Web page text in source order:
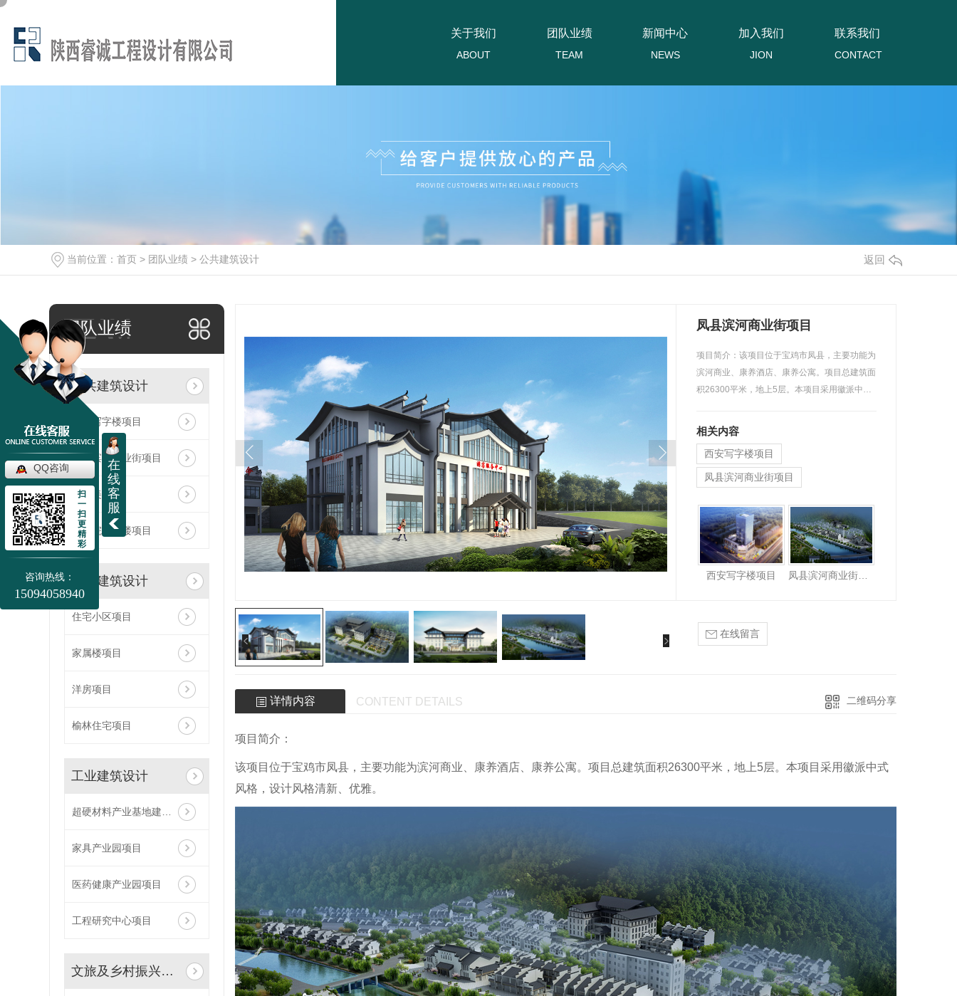
关于我们
ABOUT
团队业绩
TEAM
新闻中心
NEWS
加入我们
JION
联系我们
CONTACT
当前位置： 首页 > 团队业绩 > 公共建筑设计 返回
TEAM
团队业绩
公共建筑设计
西安写字楼项目
凤县滨河商业街项目
庆阳美术馆
中医院门诊楼项目
住宅建筑设计
住宅小区项目
家属楼项目
洋房项目
榆林住宅项目
工业建筑设计
超硬材料产业基地建设项目
家具产业园项目
医药健康产业园项目
工程研究中心项目
文旅及乡村振兴设计
凤县滨河商业街项目
项目简介：该项目位于宝鸡市凤县，主要功能为
滨河商业、康养酒店、康养公寓。项目总建筑面
积26300平米，地上5层。本项目采用徽派中…
相关内容
西安写字楼项目
凤县滨河商业街项目
西安写字楼项目 凤县滨河商业街项目
在线留言
详情内容 CONTENT DETAILS 二维码分享
项目简介：
该项目位于宝鸡市凤县，主要功能为滨河商业、康养酒店、康养公寓。项目总建筑面积26300平米，地上5层。本项目采用徽派中式
风格，设计风格清新、优雅。
在
线
客
服
QQ咨询
扫
一
扫
更
精
彩
咨询热线：
15094058940